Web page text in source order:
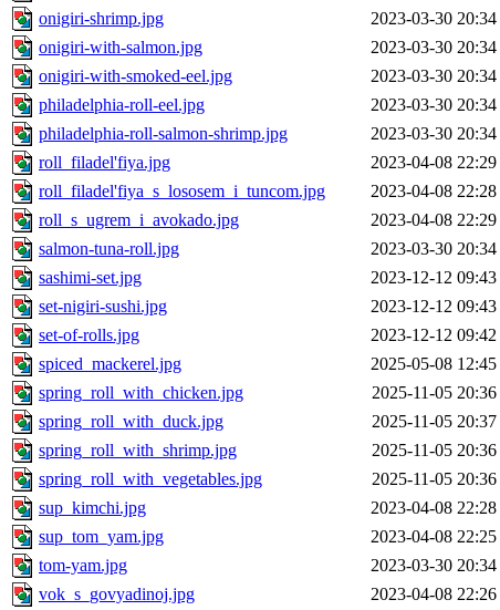
onigiri-shrimp.jpg
2023-03-30 20:34
onigiri-with-salmon.jpg
2023-03-30 20:34
onigiri-with-smoked-eel.jpg
2023-03-30 20:34
philadelphia-roll-eel.jpg
2023-03-30 20:34
philadelphia-roll-salmon-shrimp.jpg
2023-03-30 20:34
roll_filadel'fiya.jpg
2023-04-08 22:29
roll_filadel'fiya_s_lososem_i_tuncom.jpg
2023-04-08 22:28
roll_s_ugrem_i_avokado.jpg
2023-04-08 22:29
salmon-tuna-roll.jpg
2023-03-30 20:34
sashimi-set.jpg
2023-12-12 09:43
set-nigiri-sushi.jpg
2023-12-12 09:43
set-of-rolls.jpg
2023-12-12 09:42
spiced_mackerel.jpg
2025-05-08 12:45
spring_roll_with_chicken.jpg
2025-11-05 20:36
spring_roll_with_duck.jpg
2025-11-05 20:37
spring_roll_with_shrimp.jpg
2025-11-05 20:36
spring_roll_with_vegetables.jpg
2025-11-05 20:36
sup_kimchi.jpg
2023-04-08 22:28
sup_tom_yam.jpg
2023-04-08 22:25
tom-yam.jpg
2023-03-30 20:34
vok_s_govyadinoj.jpg
2023-04-08 22:26